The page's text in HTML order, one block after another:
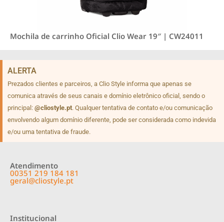
Mochila de carrinho Oficial Clio Wear 19″ | CW24011
ALERTA
Prezados clientes e parceiros, a Clio Style informa que apenas se
comunica através de seus canais e domínio eletrônico oficial, sendo o
principal: @cliostyle.pt. Qualquer tentativa de contato e/ou comunicação
envolvendo algum domínio diferente, pode ser considerada como indevida
e/ou uma tentativa de fraude.
Atendimento
00351 219 184 181
geral@cliostyle.pt
Institucional